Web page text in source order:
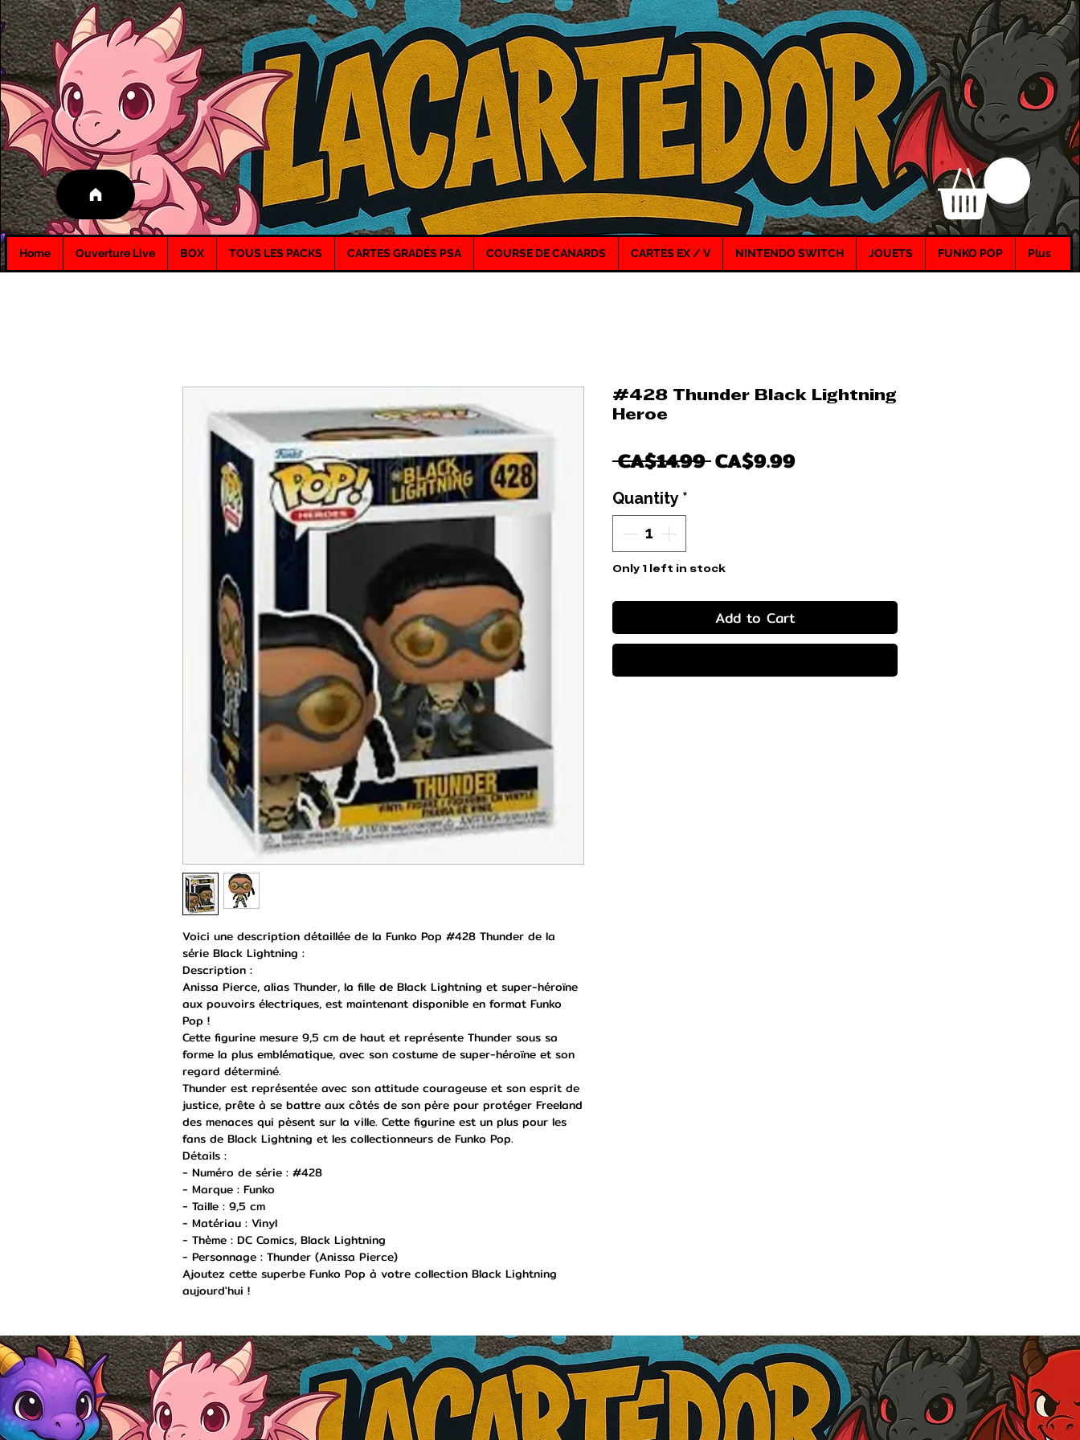
Home Ouverture Live BOX TOUS LES PACKS CARTES GRADÉS PSA COURSE DE CANARDS CARTES EX / V NINTENDO SWITCH JOUETS FUNKO POP Plus
Voici une description détaillée de la Funko Pop #428 Thunder de la
série Black Lightning :
Description :
Anissa Pierce, alias Thunder, la fille de Black Lightning et super-héroïne
aux pouvoirs électriques, est maintenant disponible en format Funko
Pop !
Cette figurine mesure 9,5 cm de haut et représente Thunder sous sa
forme la plus emblématique, avec son costume de super-héroïne et son
regard déterminé.
Thunder est représentée avec son attitude courageuse et son esprit de
justice, prête à se battre aux côtés de son père pour protéger Freeland
des menaces qui pèsent sur la ville. Cette figurine est un plus pour les
fans de Black Lightning et les collectionneurs de Funko Pop.
Détails :
- Numéro de série : #428
- Marque : Funko
- Taille : 9,5 cm
- Matériau : Vinyl
- Thème : DC Comics, Black Lightning
- Personnage : Thunder (Anissa Pierce)
Ajoutez cette superbe Funko Pop à votre collection Black Lightning
aujourd'hui !
#428 Thunder Black Lightning
Heroe
CA$14.99 Regular
CA$9.99Sale
Quantity *
Only 1 left in stock
Add to Cart